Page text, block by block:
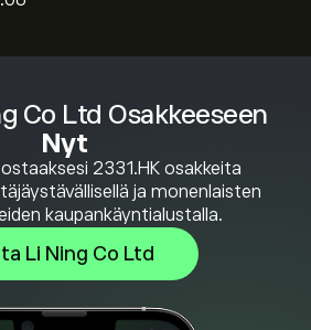
Co Ltd Osakkeeseen
Nyt
2331.HK osakkeita
ja monenlaisten
kaupankäyntialustalla.
Li Ning Co Ltd